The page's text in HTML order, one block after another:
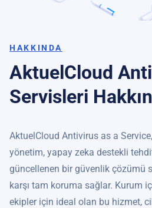
HAKKINDA
AktuelCloud
Servisleri
AktuelCloud Antivirus as a
yönetim, yapay zeka destekli
güncellenen bir güvenlik çözümü
karşı tam koruma sağlar. Kurum
ekipler için ideal olan bu hizmet,